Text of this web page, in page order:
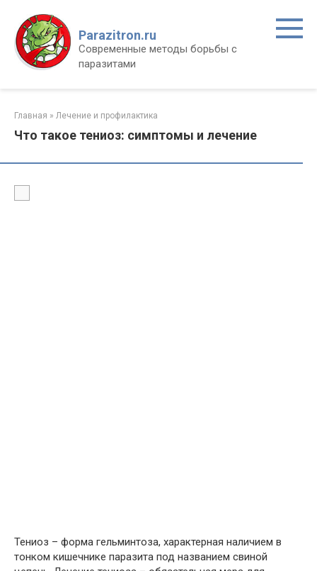
контенту
Parazitron.ru
Современные методы борьбы с
паразитами
Главная » Лечение и профилактика
Что такое тениоз: симптомы и лечение
Тениоз – форма гельминтоза, характерная наличием в
тонком кишечнике паразита под названием свиной